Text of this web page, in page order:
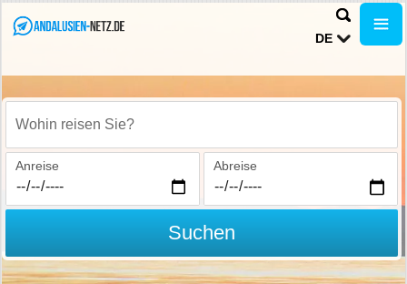
DE
Wohin reisen Sie?
Anreise Abreise
Suchen